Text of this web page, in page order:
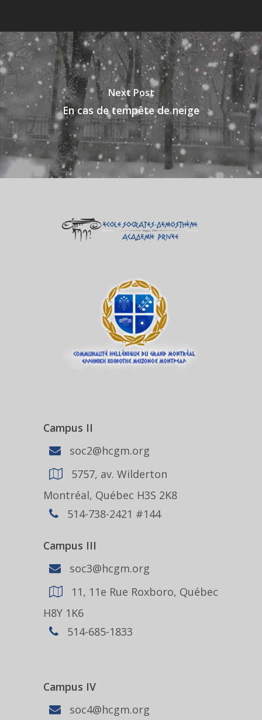
Next Post
En cas de tempête de neige
Campus II
soc2@hcgm.org
5757, av. Wilderton
Montréal, Québec H3S 2K8
514-738-2421 #144
Campus III
soc3@hcgm.org
11, 11e Rue Roxboro, Québec
H8Y 1K6
514-685-1833
Campus IV
soc4@hcgm.org